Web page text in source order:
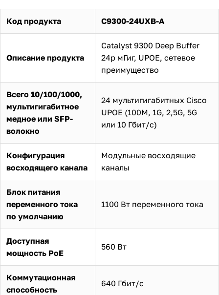
Код продукта C9300-24UXB-A
Описание продукта
Catalyst 9300 Deep Buffer
24p мГиг, UPOE, сетевое
преимущество
Всего 10/100/1000,
мультигигабитное
медное или SFP-
волокно
24 мультигигабитных Cisco
UPOE (100M, 1G, 2,5G, 5G
или 10 Гбит/с)
Конфигурация
восходящего канала
Модульные восходящие
каналы
Блок питания
переменного тока
по умолчанию
1100 Вт переменного тока
Доступная
мощность PoE
560 Вт
Коммутационная
способность
640 Гбит/с